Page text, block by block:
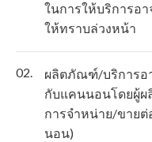
ในการให้บริการอ
ให้ทราบล่วงหน้า
02.
ผลิตภัณฑ์/บริการอ
กับแคนนอนโดยผู้ผ
การจำหน่าย/ขาย
นอน)